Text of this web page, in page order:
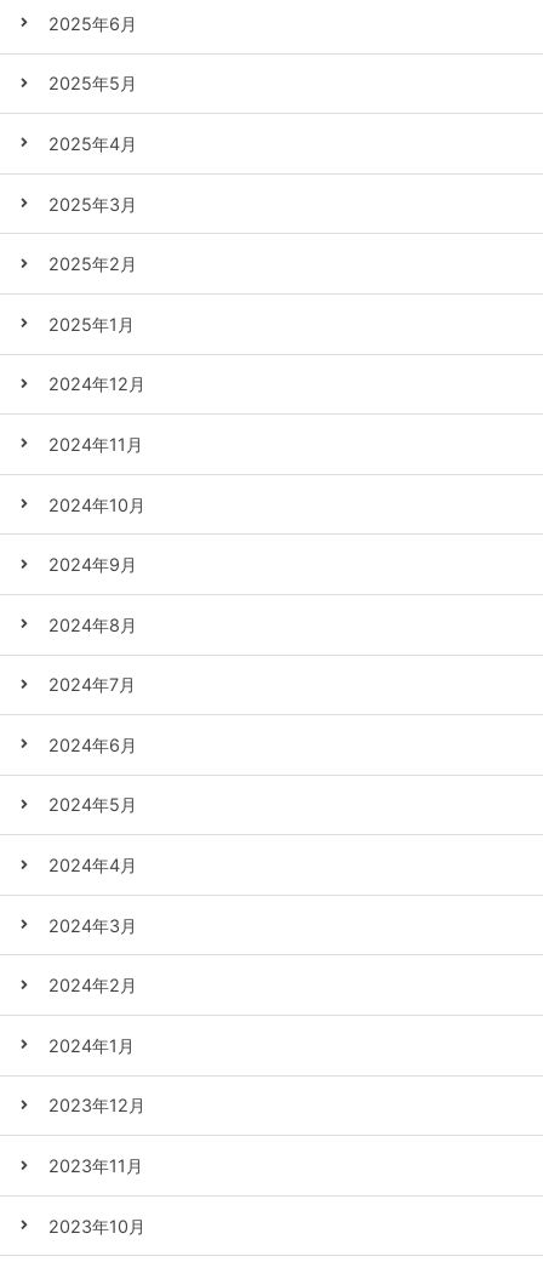
2025年6月
2025年5月
2025年4月
2025年3月
2025年2月
2025年1月
2024年12月
2024年11月
2024年10月
2024年9月
2024年8月
2024年7月
2024年6月
2024年5月
2024年4月
2024年3月
2024年2月
2024年1月
2023年12月
2023年11月
2023年10月